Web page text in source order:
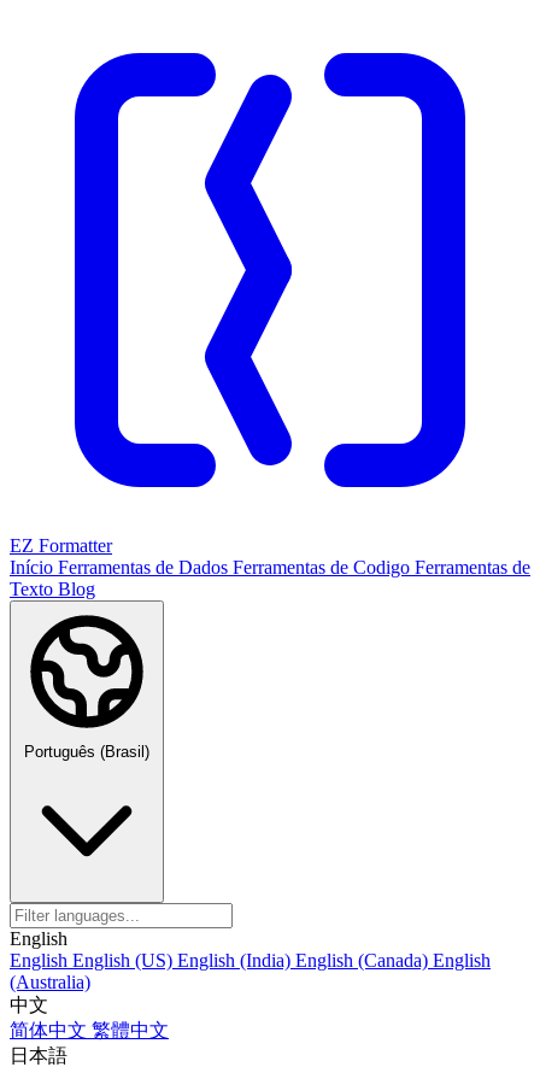
EZ Formatter
Início Ferramentas de Dados Ferramentas de Codigo Ferramentas de
Texto Blog
Português (Brasil)
English
English English (US) English (India) English (Canada) English
(Australia)
中文
简体中文 繁體中文
日本語